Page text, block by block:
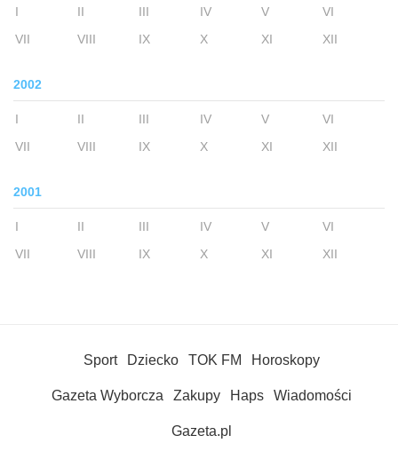
I II III IV V
VI
VII
VIII IX X XI XII
2002
I II III IV V
VI
VII
VIII IX X XI XII
2001
I II III IV V
VI
VII
VIII IX X XI XII
Sport Dziecko TOK FM Horoskopy
Gazeta Wyborcza Zakupy Haps Wiadomości
Gazeta.pl